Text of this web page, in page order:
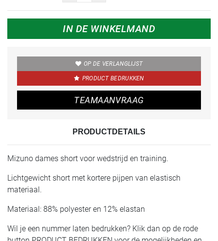
IN DE WINKELMAND
OP DE VERLANGLIJST
PRODUCT BEDRUKKEN
TEAMAANVRAAG
PRODUCTDETAILS
Mizuno dames short voor wedstrijd en training.
Lichtgewicht short met kortere pijpen van elastisch
materiaal.
Materiaal: 88% polyester en 12% elastan
Wil je een nummer laten bedrukken? Klik dan op de rode